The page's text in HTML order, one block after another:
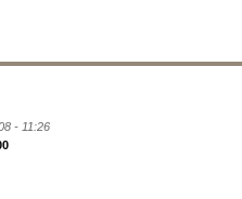
- 11:26